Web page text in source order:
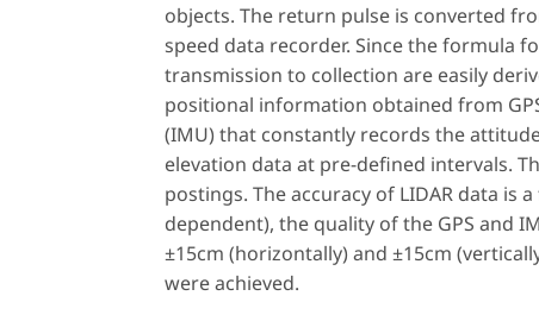
objects. The return pulse is converted
speed data recorder. Since the formula
transmission to collection are easily
positional information obtained from
(IMU) that constantly records the
elevation data at pre-defined intervals.
postings. The accuracy of LIDAR data
dependent), the quality of the GPS and
±15cm (horizontally) and ±15cm
were achieved.